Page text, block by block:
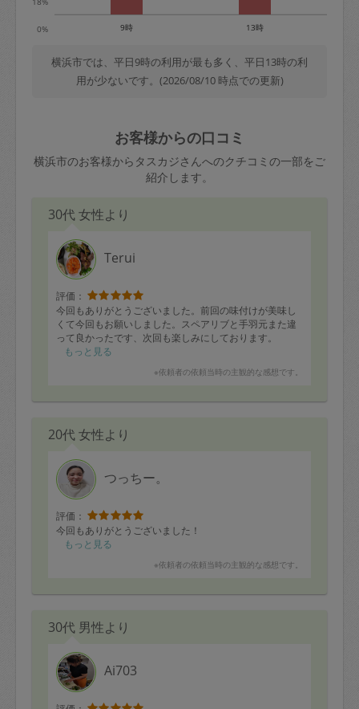
0% 9時 13時
横浜市では、平日9時の利用が最も多く、平日13時の利
用が少ないです。(2026/08/10 時点での更新)
お客様からの口コミ
横浜市のお客様からタスカジさんへのクチコミの一部をご
紹介します。
30代 女性より
Terui
評価：
今回もありがとうございました。前回の味付けが美味し
くて今回もお願いしました。スペアリブと手羽元また違
って良かったです、次回も楽しみにしております。
もっと見る
※依頼者の依頼当時の主観的な感想です。
20代 女性より
つっちー。
評価：
今回もありがとうございました！
もっと見る
※依頼者の依頼当時の主観的な感想です。
30代 男性より
Ai703